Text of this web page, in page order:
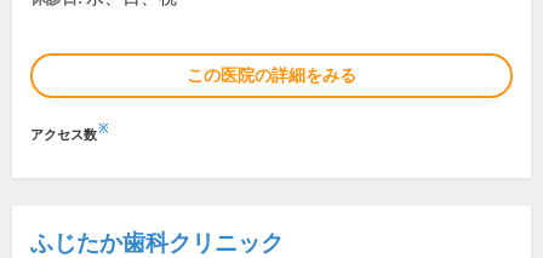
この医院の詳細をみる
アクセス数※
ふじたか歯科クリニック